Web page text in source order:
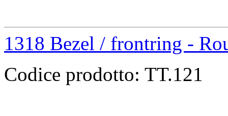
1318 Bezel / frontring -
Codice prodotto: TT.121